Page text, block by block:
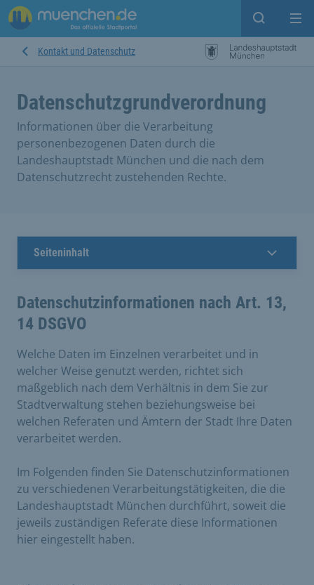
Suche
Kontakt und Datenschutz
Datenschutzgrundverordnung
Informationen über die Verarbeitung
personenbezogenen Daten durch die
Landeshauptstadt München und die nach dem
Datenschutzrecht zustehenden Rechte.
Seiteninhalt
Datenschutzinformationen nach Art. 13,
14 DSGVO
Welche Daten im Einzelnen verarbeitet und in
welcher Weise genutzt werden, richtet sich
maßgeblich nach dem Verhältnis in dem Sie zur
Stadtverwaltung stehen beziehungsweise bei
welchen Referaten und Ämtern der Stadt Ihre Daten
verarbeitet werden.
Im Folgenden finden Sie Datenschutzinformationen
zu verschiedenen Verarbeitungstätigkeiten, die die
Landeshauptstadt München durchführt, soweit die
jeweils zuständigen Referate diese Informationen
hier eingestellt haben.